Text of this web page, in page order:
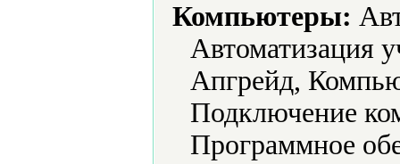
Компьютеры:
Автоматизация
Апгрейд,
Подключение
Программное